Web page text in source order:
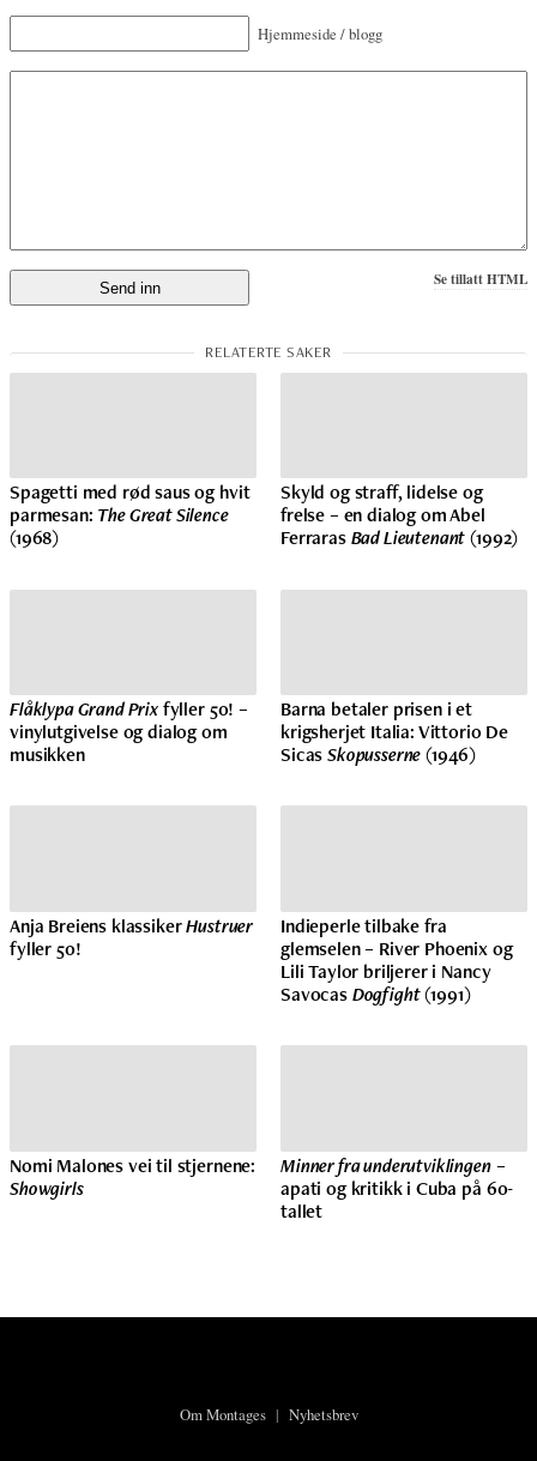
Hjemmeside / blogg
Se tillatt HTML
Spagetti med rød saus og hvit
parmesan: The Great Silence
(1968)
Skyld og straff, lidelse og
frelse – en dialog om Abel
FerrarasBad Lieutenant(1992)
Flåklypa Grand Prixfyller 50! –
vinylutgivelse og dialog om
musikken
Barna betaler prisen i et
krigsherjet Italia: Vittorio De
SicasSkopusserne(1946)
Anja Breiens klassikerHustruer
fyller 50!
Indieperle tilbake fra
glemselen – River Phoenix og
Lili Taylor briljerer i Nancy
SavocasDogfight(1991)
Nomi Malones vei til stjernene:
Showgirls
Minner fra underutviklingen–
apati og kritikk i Cuba på 60-
tallet
Om Montages| Nyhetsbrev